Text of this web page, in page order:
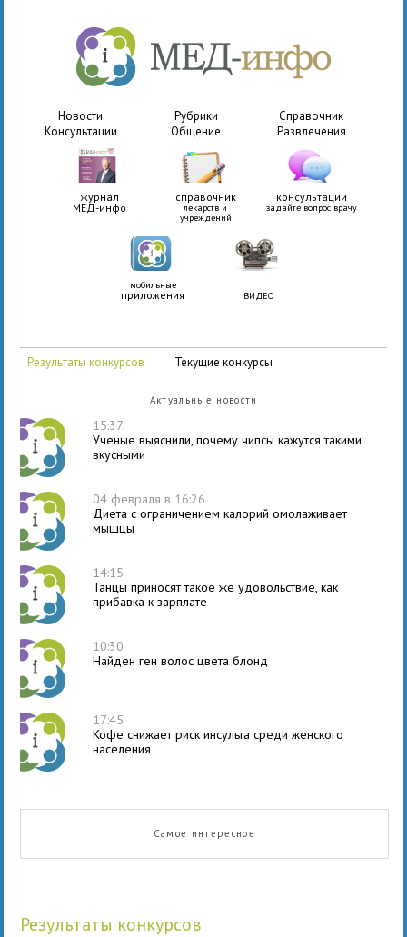
Новости Рубрики
Справочник
Консультации
Общение Развлечения
журнал
МЕД-инфо
справочник
лекарств и
учреждений
консультации
задайте вопрос врачу
мобильные
приложения ВИДЕО
Результаты конкурсов Текущие конкурсы
Актуальные новости
15:37
Ученые выяснили, почему чипсы кажутся такими
вкусными
04 февраля в 16:26
Диета с ограничением калорий омолаживает
мышцы
14:15
Танцы приносят такое же удовольствие, как
прибавка к зарплате
10:30
Найден ген волос цвета блонд
17:45
Кофе снижает риск инсульта среди женского
населения
Самое интересное
Результаты конкурсов